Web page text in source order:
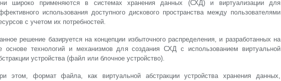
широко применяются в системах хранения данных (СХД) и виртуализации для
использования доступного дискового пространства между пользователями
с учетом их потребностей.
решение базируется на концепции избыточного распределения, и разработанных на
основе технологий и механизмов для создания СХД с использованием виртуальной
устройства (файл или блочное устройство).
этом, формат файла, как виртуальной абстракции устройства хранения данных,